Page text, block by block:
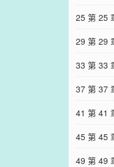
25 第 25
29 第 29
33 第 33
37 第 37
41 第 41
45 第 45
49 第 49